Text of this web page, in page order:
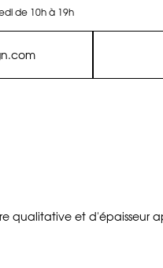
de 10h à 19h
qualitative et d'épaisseur